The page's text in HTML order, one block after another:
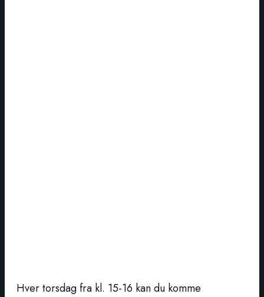
Hver torsdag fra kl. 15-16 kan du komme